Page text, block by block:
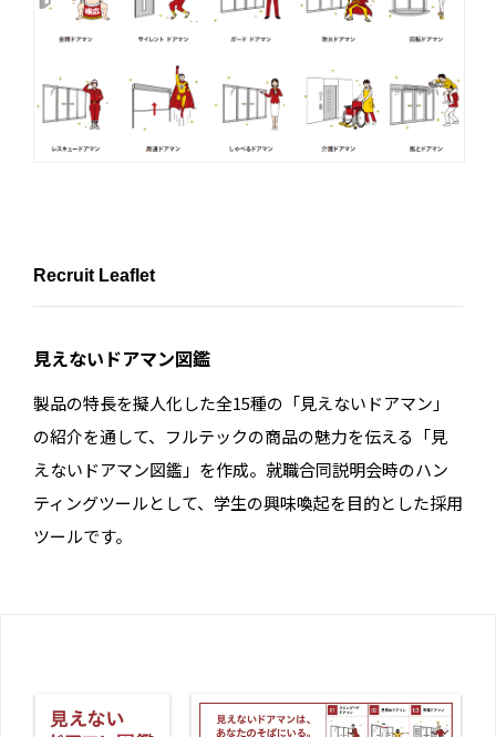
Recruit Leaflet
見えないドアマン図鑑
製品の特長を擬人化した全15種の「見えないドアマン」
の紹介を通して、フルテックの商品の魅力を伝える「見
えないドアマン図鑑」を作成。就職合同説明会時のハン
ティングツールとして、学生の興味喚起を目的とした採用
ツールです。